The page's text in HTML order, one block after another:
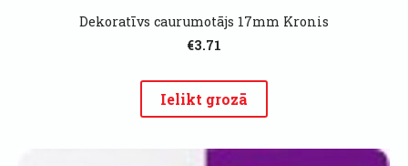
Dekoratīvs caurumotājs 17mm Kronis
€3.71
Ielikt grozā